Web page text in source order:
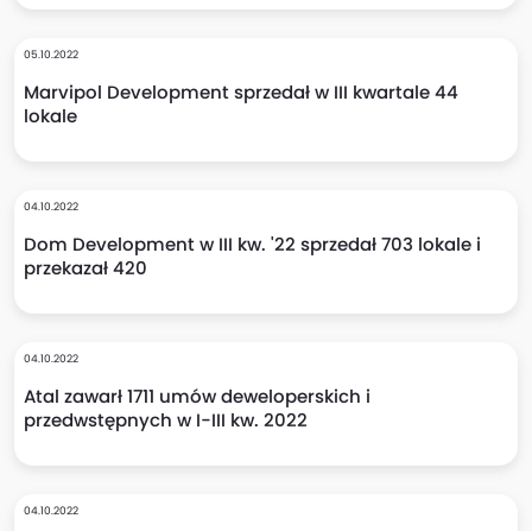
05.10.2022
Marvipol Development sprzedał w III kwartale 44
lokale
04.10.2022
Dom Development w III kw. '22 sprzedał 703 lokale i
przekazał 420
04.10.2022
Atal zawarł 1711 umów deweloperskich i
przedwstępnych w I-III kw. 2022
04.10.2022